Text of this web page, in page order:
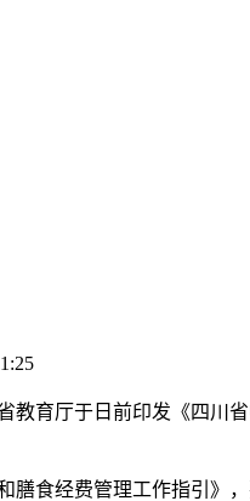
育厅于日前印发《四川
经费管理工作指引》